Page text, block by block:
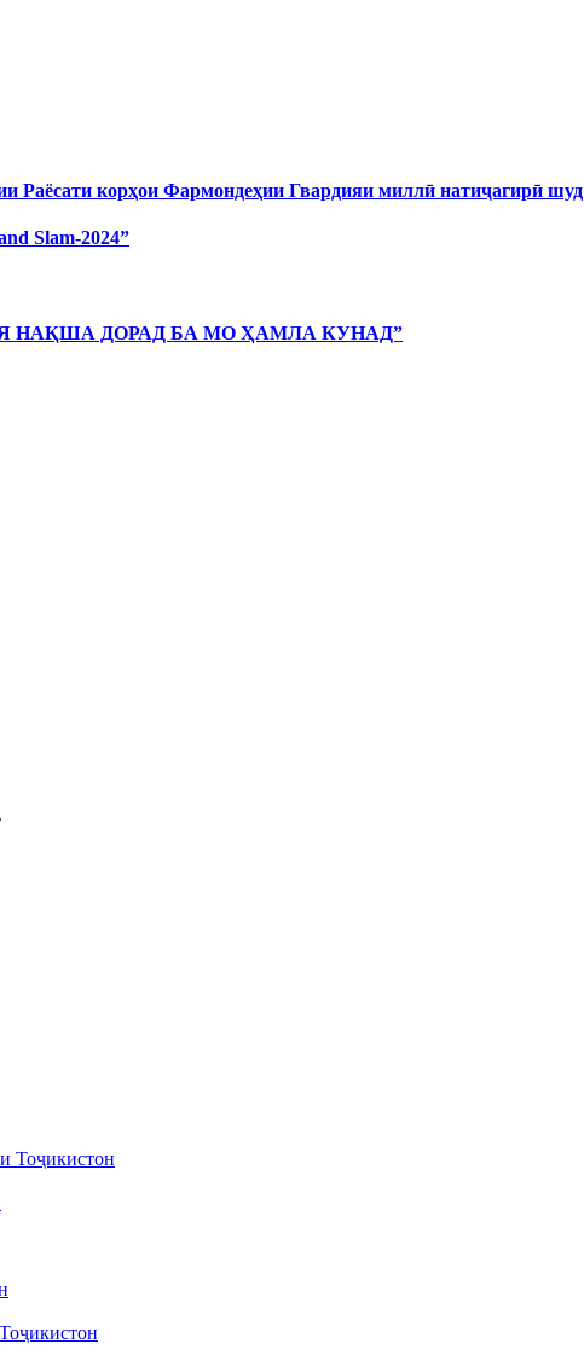
Раёсати корҳои Фармондеҳии Гвардияи миллӣ натиҷагирӣ шуд
Slam-2024”
НАҚША ДОРАД БА МО ҲАМЛА КУНАД”
Тоҷикистон